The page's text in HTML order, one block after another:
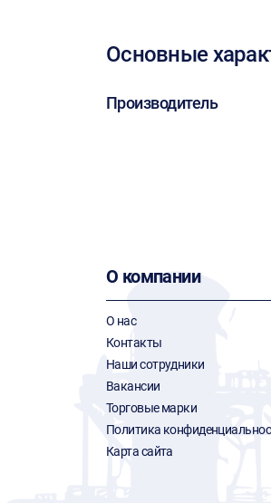
Основные
Производитель
О компании
О нас
Контакты
Наши сотрудники
Вакансии
Торговые марки
Политика
Карта сайта